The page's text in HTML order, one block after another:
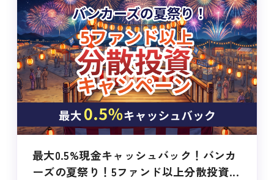
最大0.5%現金キャッシュバック！バンカ
ーズの夏祭り！5ファンド以上分散投資...